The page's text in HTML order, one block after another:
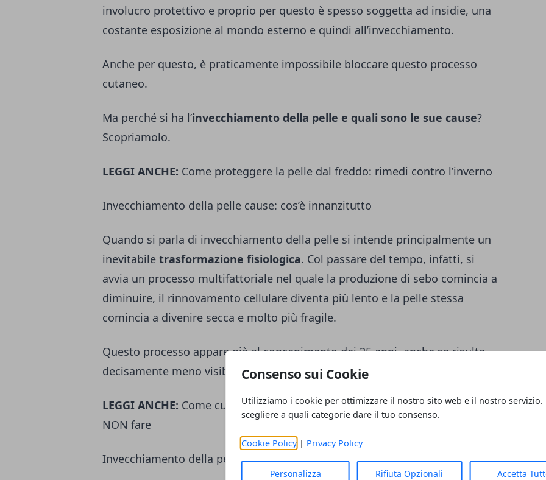
Consenso sui Cookie
Utilizziamo i cookie per ottimizzare il nostro sito web e il nostro servizio.
scegliere a quali categorie dare il tuo consenso.
Cookie Policy| Privacy Policy
Personalizza Rifiuta Opzionali Accetta
involucro protettivo e proprio per questo è spesso soggetta ad insidie, una
costante esposizione al mondo esterno e quindi all’invecchiamento.
Anche per questo, è praticamente impossibile bloccare questo processo
cutaneo.
Ma perché si ha l’invecchiamento della pelle e quali sono le sue cause?
Scopriamolo.
LEGGI ANCHE: Come proteggere la pelle dal freddo: rimedi contro l’inverno
Invecchiamento della pelle cause: cos’è innanzitutto
Quando si parla di invecchiamento della pelle si intende principalmente un
inevitabile trasformazione fisiologica. Col passare del tempo, infatti, si
avvia un processo multifattoriale nel quale la produzione di sebo comincia a
diminuire, il rinnovamento cellulare diventa più lento e la pelle stessa
comincia a divenire secca e molto più fragile.
Questo processo appare già al concepimento dei 25 anni, anche se risulta
decisamente meno visibile.
LEGGI ANCHE: Come curare un tatuaggio appena fatto: cosa fare e cosa
NON fare
Invecchiamento della pelle: cause